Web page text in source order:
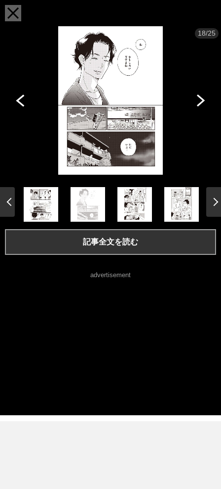
18/25
記事全文を読む
advertisement